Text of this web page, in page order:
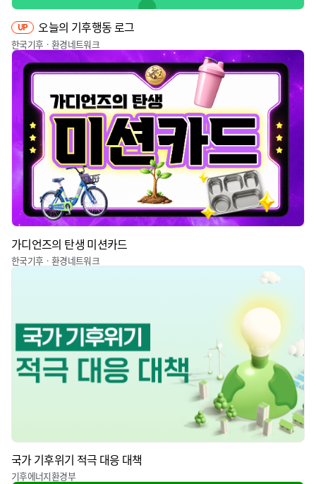
UP 오늘의 기후행동 로그
한국기후ㆍ환경네트워크
가디언즈의 탄생 미션카드
한국기후ㆍ환경네트워크
국가 기후위기 적극 대응 대책
기후에너지환경부